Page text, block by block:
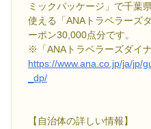
ミックパッケージ」で千葉
使える「ANAトラベラーズ
ーポン30,000点分です。
※「ANAトラベラーズダイ
https://www.ana.co.jp/ja/jp/
_dp/
【自治体の詳しい情報】